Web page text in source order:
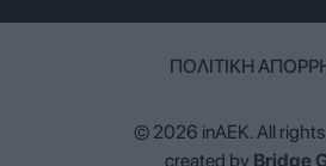
ΠΟΛΙΤΙΚΉ
© 2026 inAEK. All
created by Bridge